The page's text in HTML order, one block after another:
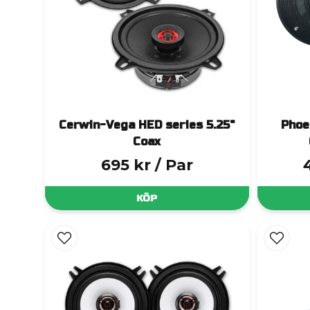
Cerwin-Vega HED series 5.25"
Coax
695 kr / Par
KÖP